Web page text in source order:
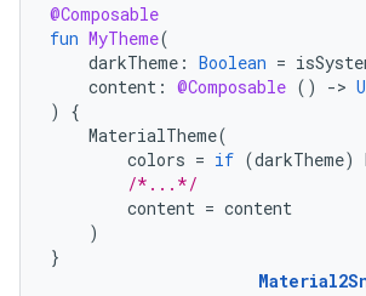
@Composable
fun MyTheme(
darkTheme : Boolean =
content : @Composable () ->
)
{
MaterialTheme(
colors = if (darkTheme)
/*...*/
content = content
)
}